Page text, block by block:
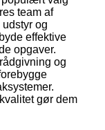
team af
og
effektive
opgaver.
og
gør dem